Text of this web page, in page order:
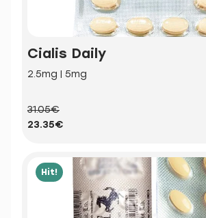
Cialis Daily
2.5mg | 5mg
31.05€
23.35€
Hit!